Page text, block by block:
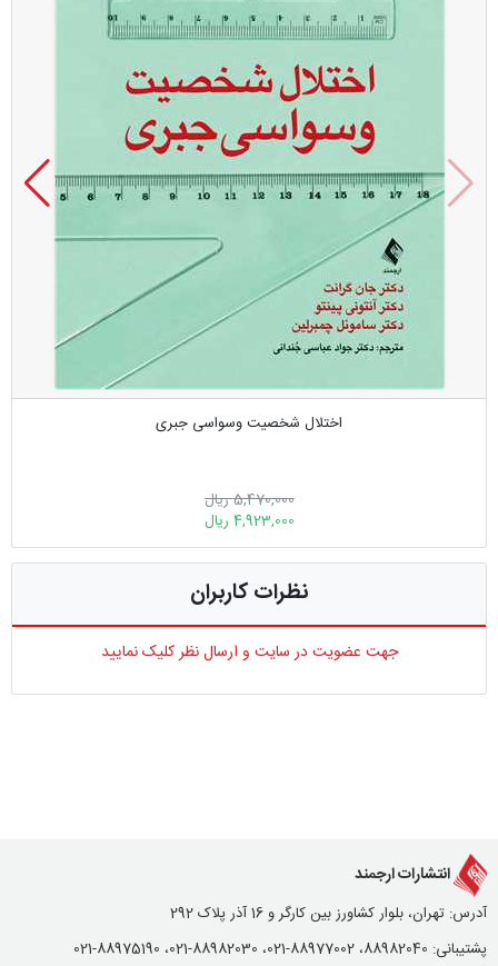
اختلال شخصیت وسواسی ‌جبری
5,470,000 ریال
4,923,000 ریال
نظرات کاربران
جهت عضویت در سایت و ارسال نظر کلیک نمایید
انتشارات ارجمند
آدرس: تهران، بلوار کشاورز بین کارگر و 16 آذر پلاک 292
پشتیبانی: 88982040، 88977002-021، 88982030-021، 88975190-021